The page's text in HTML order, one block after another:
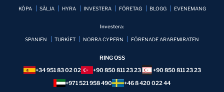
KÖPA SÄLJA HYRA INVESTERA FÖRETAG BLOGG EVENEMANG
Investera:
SPANIEN TURKİET NORRA CYPERN FÖRENADE ARABEMIRATEN
RING OSS
+34 951 83 02 02
+90 850 811 23 23
+90 850 811 23 23
+971 521 958 490
+46 8 420 022 44